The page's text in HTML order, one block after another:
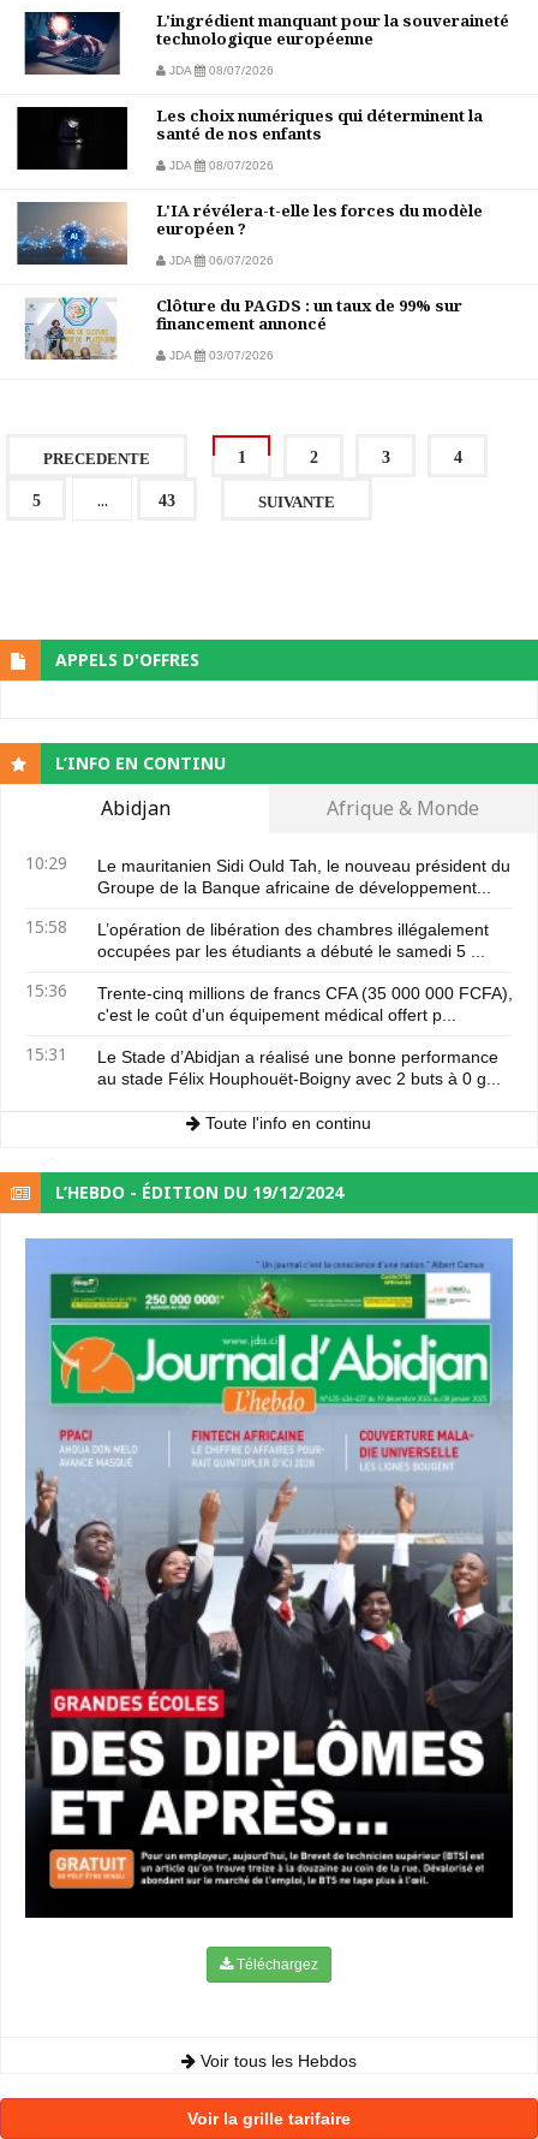
L'ingrédient manquant pour la souveraineté
technologique européenne
JDA 08/07/2026
Les choix numériques qui déterminent la
santé de nos enfants
JDA 08/07/2026
L'IA révélera-t-elle les forces du modèle
européen ?
JDA 06/07/2026
Clôture du PAGDS : un taux de 99% sur
financement annoncé
JDA 03/07/2026
PRECEDENTE 1 2 3 4
5 ... 43 SUIVANTE
APPELS D'OFFRES
L’INFO EN CONTINU
Abidjan Afrique & Monde
10:29
Le mauritanien Sidi Ould Tah, le nouveau président du
Groupe de la Banque africaine de développement...
15:58
L’opération de libération des chambres illégalement
occupées par les étudiants a débuté le samedi 5 ...
15:36
Trente-cinq millions de francs CFA (35 000 000 FCFA),
c'est le coût d'un équipement médical offert p...
15:31
Le Stade d’Abidjan a réalisé une bonne performance
au stade Félix Houphouët-Boigny avec 2 buts à 0 g...
Toute l'info en continu
L’HEBDO - ÉDITION DU 19/12/2024
Téléchargez
Voir tous les Hebdos
Voir la grille tarifaire